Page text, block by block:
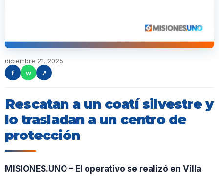
diciembre 21, 2025
f
w ↗
Rescatan a un coatí silvestre y
lo trasladan a un centro de
protección
MISIONES.UNO – El operativo se realizó en Villa